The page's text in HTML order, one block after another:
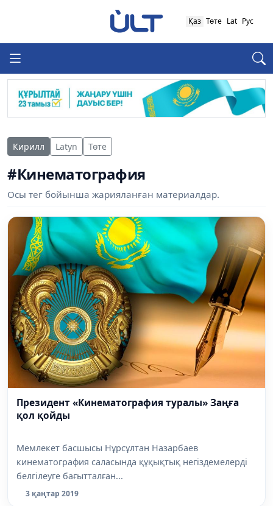
Қаз Төте Lat Рус
Кирилл Latyn Төте
#Кинематография
Осы тег бойынша жарияланған материалдар.
Президент «Кинематография туралы» Заңға
қол қойды
Мемлекет басшысы Нұрсұлтан Назарбаев
кинематография саласында құқықтық негіздемелерді
белгілеуге бағытталған...
3 қаңтар 2019